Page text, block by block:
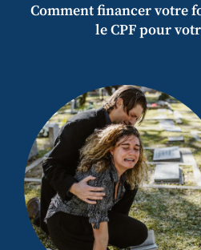
Comment financer votre
le CPF pour